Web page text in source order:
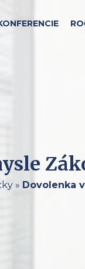
» Dovolenka